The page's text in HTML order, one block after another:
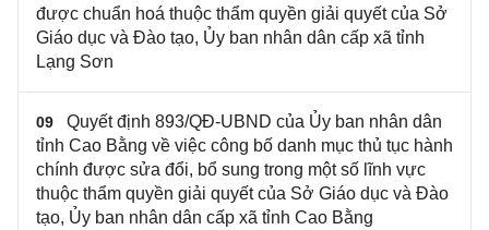
được chuẩn hoá thuộc thẩm quyền giải quyết của Sở
Giáo dục và Đào tạo, Ủy ban nhân dân cấp xã tỉnh
Lạng Sơn
09
Quyết định 893/QĐ-UBND của Ủy ban nhân dân
tỉnh Cao Bằng về việc công bố danh mục thủ tục hành
chính được sửa đổi, bổ sung trong một số lĩnh vực
thuộc thẩm quyền giải quyết của Sở Giáo dục và Đào
tạo, Ủy ban nhân dân cấp xã tỉnh Cao Bằng